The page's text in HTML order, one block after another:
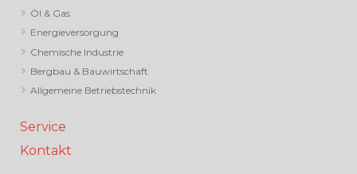
Öl & Gas
Energieversorgung
Chemische Industrie
Bergbau & Bauwirtschaft
Allgemeine Betriebstechnik
Service
Kontakt